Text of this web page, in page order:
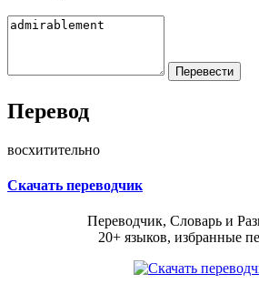
Перевод
восхитительно
Скачать переводчик
Переводчик, Словарь и
20+ языков, избранные